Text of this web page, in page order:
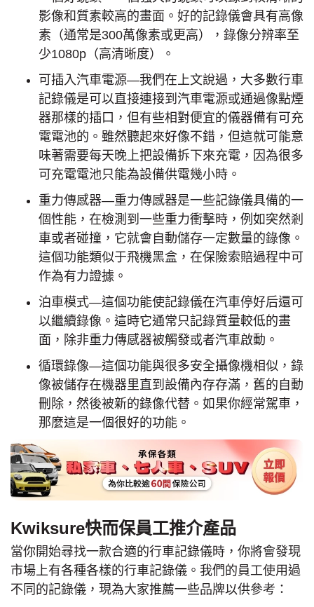
影像和質素較高的畫面。好的記錄儀會具有高像
素（通常是300萬像素或更高），錄像分辨率至
少1080p（高清晰度）。
可插入汽車電源—我們在上文說過，大多數行車
記錄儀是可以直接連接到汽車電源或通過像點煙
器那樣的插口，但有些相對便宜的儀器備有可充
電電池的。雖然聽起來好像不錯，但這就可能意
味著需要每天晚上把設備拆下來充電，因為很多
可充電電池只能為設備供電幾小時。
重力傳感器—重力傳感器是一些記錄儀具備的一
個性能，在檢測到一些重力衝擊時，例如突然剎
車或者碰撞，它就會自動儲存一定數量的錄像。
這個功能類似于飛機黑盒，在保險索賠過程中可
作為有力證據。
泊車模式—這個功能使記錄儀在汽車停好后還可
以繼續錄像。這時它通常只記錄質量較低的畫
面，除非重力傳感器被觸發或者汽車啟動。
循環錄像—這個功能與很多安全攝像機相似，錄
像被儲存在機器里直到設備內存存滿，舊的自動
刪除，然後被新的錄像代替。如果你經常駕車，
那麼這是一個很好的功能。
Kwiksure快而保員工推介產品
當你開始尋找一款合適的行車記錄儀時，你將會發現
市場上有各種各樣的行車記錄儀。我們的員工使用過
不同的記錄儀，現為大家推薦一些品牌以供參考：